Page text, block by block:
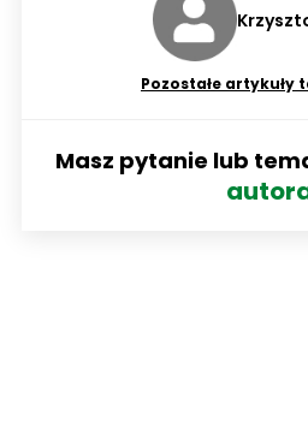
Pozostałe artykuły
Masz pytanie lub